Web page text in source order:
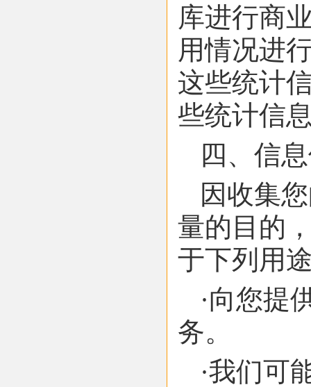
库进行商
用情况进
这些统计
些统计信
四、信
因收集
量的目的
于下列用
·向您提
务。
·我们可